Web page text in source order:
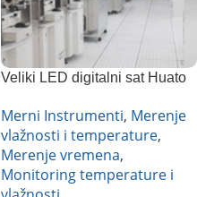
Veliki LED digitalni sat Huato
Merni Instrumenti, Merenje
vlažnosti i temperature,
Merenje vremena,
Monitoring temperature i